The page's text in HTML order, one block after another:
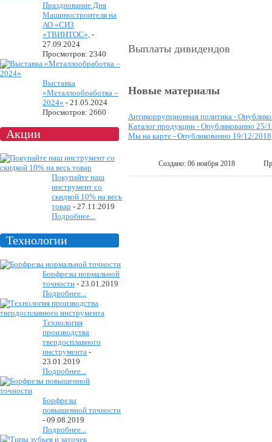
Празднование Дня
Машиностроителя на
АО «СИЗ
«ТВИНТОС», -
27.09.2024
Просмотров: 2340
Выставка
«Металлообработка –
2024» - 21.05.2024
Просмотров: 2660
Акции
Покупайте наш
инструмент со
скидкой 10% на весь
товар - 27.11.2019
Подробнее...
Технологии
Борфрезы нормальной
точности - 23.01.2019
Подробнее...
Технология
производства
твердосплавного
инструмента -
23.01.2019
Подробнее...
Борфрезы
повышенной точности
- 09.08.2019
Подробнее...
Выплаты дивидендов
Новые материалы
Антикоррупционная политика -
Каталог продукции - Опубликованно 25/
Мы на карте - Опубликованно 19/12/2018
Создано: 06 ноября 2018